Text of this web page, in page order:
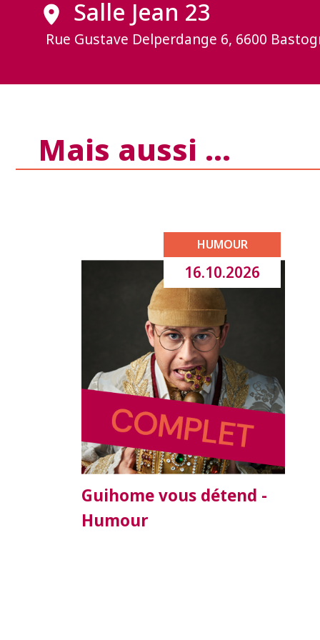
Salle Jean 23
Rue Gustave Delperdange 6, 6600
Mais aussi …
HUMOUR
16.10.2026
Guihome vous détend -
Humour